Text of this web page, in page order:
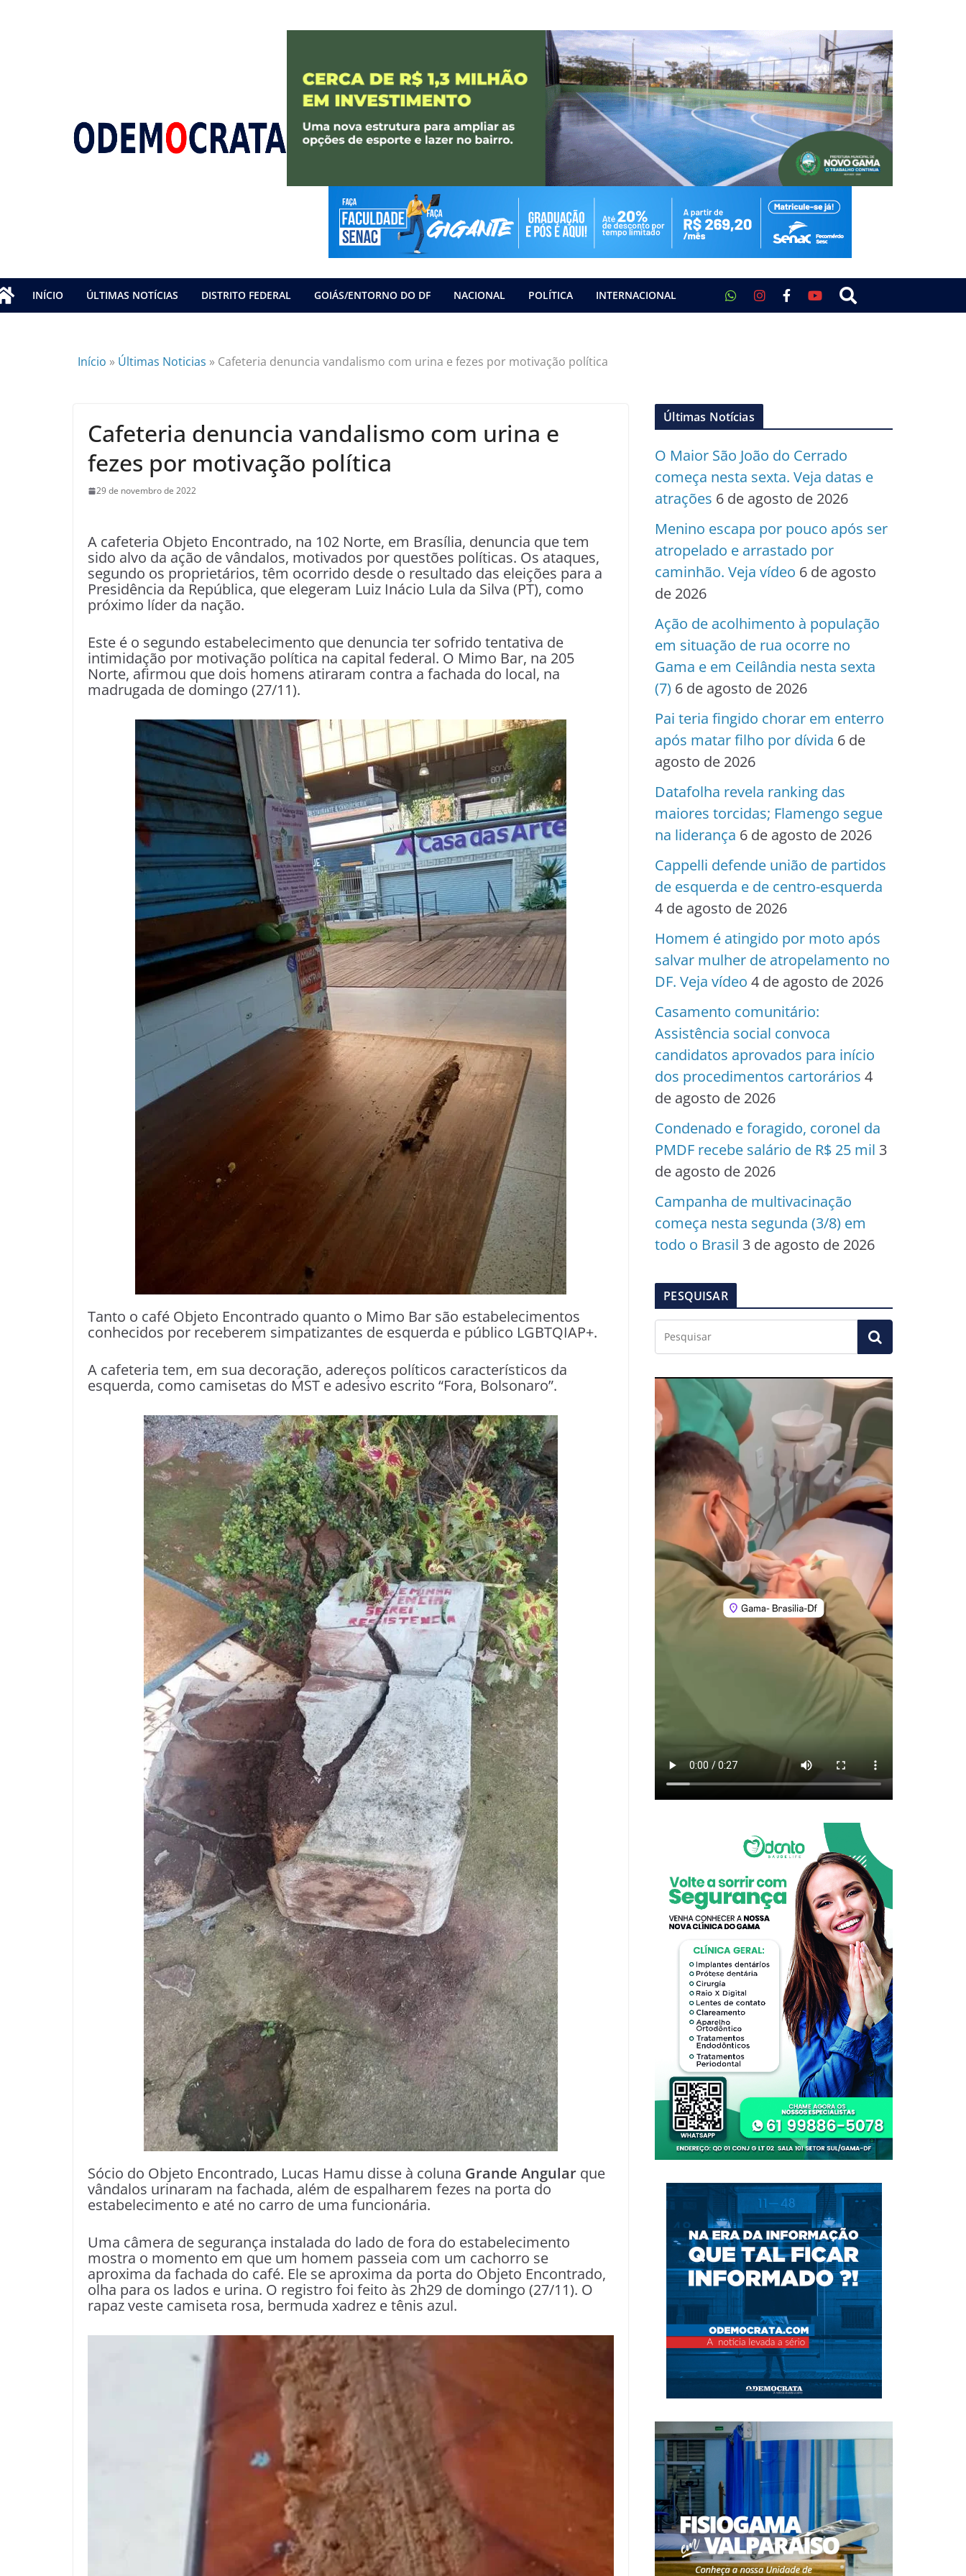
INÍCIO ÚLTIMAS NOTÍCIAS DISTRITO FEDERAL GOIÁS/ENTORNO DO DF NACIONAL POLÍTICA INTERNACIONAL
Início » Últimas Noticias » Cafeteria denuncia vandalismo com urina e fezes por motivação política
Cafeteria denuncia vandalismo com urina e
fezes por motivação política
29 de novembro de 2022
A cafeteria Objeto Encontrado, na 102 Norte, em Brasília, denuncia que tem
sido alvo da ação de vândalos, motivados por questões políticas. Os ataques,
segundo os proprietários, têm ocorrido desde o resultado das eleições para a
Presidência da República, que elegeram Luiz Inácio Lula da Silva (PT), como
próximo líder da nação.
Este é o segundo estabelecimento que denuncia ter sofrido tentativa de
intimidação por motivação política na capital federal. O Mimo Bar, na 205
Norte, afirmou que dois homens atiraram contra a fachada do local, na
madrugada de domingo (27/11).
Tanto o café Objeto Encontrado quanto o Mimo Bar são estabelecimentos
conhecidos por receberem simpatizantes de esquerda e público LGBTQIAP+.
A cafeteria tem, em sua decoração, adereços políticos característicos da
esquerda, como camisetas do MST e adesivo escrito “Fora, Bolsonaro”.
Sócio do Objeto Encontrado, Lucas Hamu disse à coluna Grande Angular que
vândalos urinaram na fachada, além de espalharem fezes na porta do
estabelecimento e até no carro de uma funcionária.
Uma câmera de segurança instalada do lado de fora do estabelecimento
mostra o momento em que um homem passeia com um cachorro se
aproxima da fachada do café. Ele se aproxima da porta do Objeto Encontrado,
olha para os lados e urina. O registro foi feito às 2h29 de domingo (27/11). O
rapaz veste camiseta rosa, bermuda xadrez e tênis azul.
Últimas Notícias
O Maior São João do Cerrado
começa nesta sexta. Veja datas e
atrações 6 de agosto de 2026
Menino escapa por pouco após ser
atropelado e arrastado por
caminhão. Veja vídeo 6 de agosto
de 2026
Ação de acolhimento à população
em situação de rua ocorre no
Gama e em Ceilândia nesta sexta
(7) 6 de agosto de 2026
Pai teria fingido chorar em enterro
após matar filho por dívida 6 de
agosto de 2026
Datafolha revela ranking das
maiores torcidas; Flamengo segue
na liderança 6 de agosto de 2026
Cappelli defende união de partidos
de esquerda e de centro-esquerda
4 de agosto de 2026
Homem é atingido por moto após
salvar mulher de atropelamento no
DF. Veja vídeo 4 de agosto de 2026
Casamento comunitário:
Assistência social convoca
candidatos aprovados para início
dos procedimentos cartorários 4
de agosto de 2026
Condenado e foragido, coronel da
PMDF recebe salário de R$ 25 mil 3
de agosto de 2026
Campanha de multivacinação
começa nesta segunda (3/8) em
todo o Brasil 3 de agosto de 2026
PESQUISAR